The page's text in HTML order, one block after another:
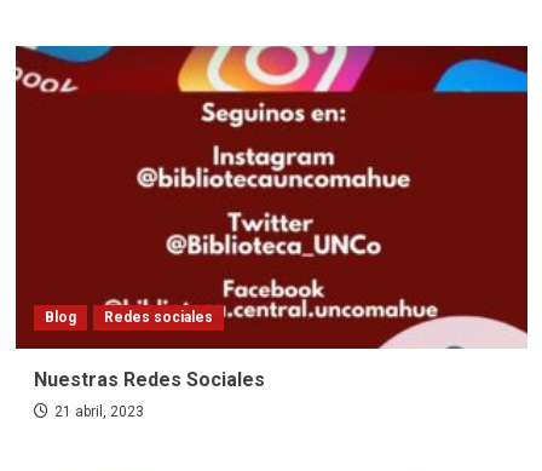
Nuevo
Libro
Blog Redes sociales
Nuestras Redes Sociales
21 abril, 2023